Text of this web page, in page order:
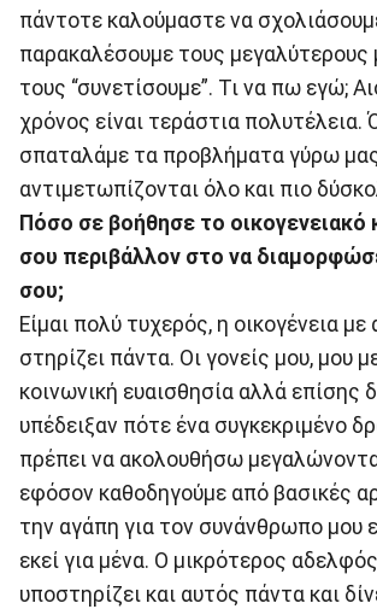
πάντοτε καλούμαστε να
παρακαλέσουμε τους μεγαλύτερους
τους “συνετίσουμε”. Τι να πω εγώ;
χρόνος είναι τεράστια πολυτέλεια.
σπαταλάμε τα προβλήματα γύρω
αντιμετωπίζονται όλο και πιο
Πόσο σε βοήθησε το οικογενειακό
σου περιβάλλον στο να
σου;
Είμαι πολύ τυχερός, η οικογένεια με
στηρίζει πάντα. Οι γονείς μου, μου
κοινωνική ευαισθησία αλλά επίσης
υπέδειξαν πότε ένα συγκεκριμένο
πρέπει να ακολουθήσω
εφόσον καθοδηγούμε από βασικές
την αγάπη για τον συνάνθρωπο μου
εκεί για μένα. Ο μικρότερος
υποστηρίζει και αυτός πάντα και